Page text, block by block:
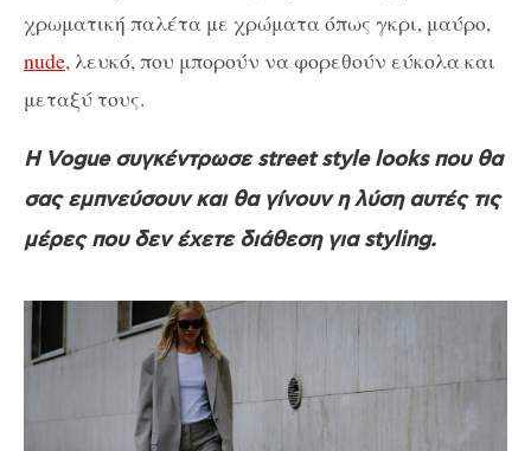
χρωματική παλέτα με χρώματα όπως γκρι, μαύρο,
nude, λευκό, που μπορούν να φορεθούν εύκολα και
μεταξύ τους.
Η Vogue συγκέντρωσε street style looks που θα
σας εμπνεύσουν και θα γίνουν η λύση αυτές τις
μέρες που δεν έχετε διάθεση για styling.